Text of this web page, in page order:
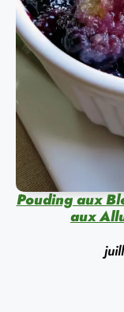
Pouding aux
aux